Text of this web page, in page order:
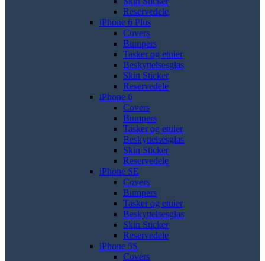
Reservedele
iPhone 6 Plus
Covers
Bumpers
Tasker og etuier
Beskyttelsesglas
Skin Sticker
Reservedele
iPhone 6
Covers
Bumpers
Tasker og etuier
Beskyttelsesglas
Skin Sticker
Reservedele
iPhone SE
Covers
Bumpers
Tasker og etuier
Beskyttelsesglas
Skin Sticker
Reservedele
iPhone 5S
Covers